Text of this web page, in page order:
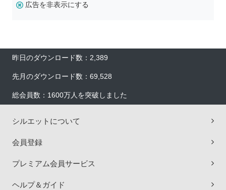
広告を非表示にする
昨日のダウンロード数：2,389
先月のダウンロード数：69,528
総会員数：1600万人を突破しました
シルエットについて
会員登録
プレミアム会員サービス
ヘルプ＆ガイド